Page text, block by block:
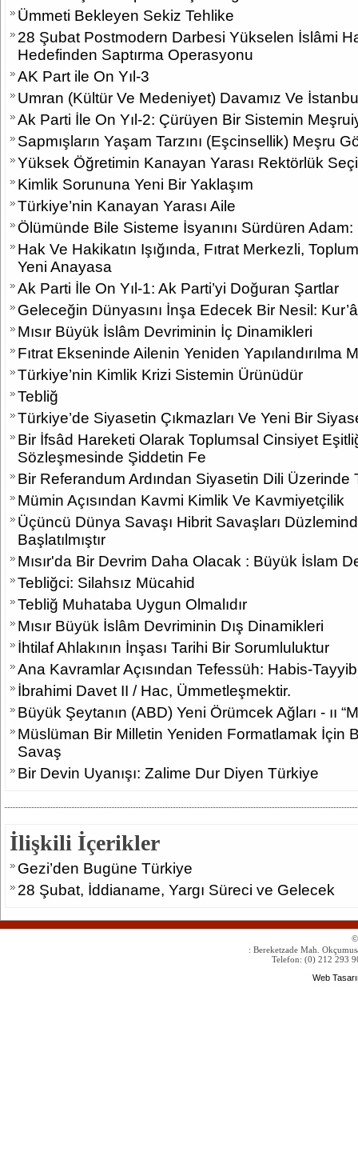
Ümmeti Bekleyen Sekiz Tehlike
28 Şubat Postmodern Darbesi Yükselen İslâmi
Hedefinden Saptırma Operasyonu
AK Part ile On Yıl-3
Umran (Kültür Ve Medeniyet) Davamız Ve
Ak Parti İle On Yıl-2: Çürüyen Bir Sistemin
Sapmışların Yaşam Tarzını (Eşcinsellik) Meşru
Yüksek Öğretimin Kanayan Yarası Rektörlük
Kimlik Sorununa Yeni Bir Yaklaşım
Türkiye’nin Kanayan Yarası Aile
Ölümünde Bile Sisteme İsyanını Sürdüren
Hak Ve Hakikatın Işığında, Fıtrat Merkezli,
Yeni Anayasa
Ak Parti İle On Yıl-1: Ak Parti’yi Doğuran Şartlar
Geleceğin Dünyasını İnşa Edecek Bir Nesil:
Mısır Büyük İslâm Devriminin İç Dinamikleri
Fıtrat Ekseninde Ailenin Yeniden Yapılandırılma
Türkiye’nin Kimlik Krizi Sistemin Ürünüdür
Tebliğ
Türkiye’de Siyasetin Çıkmazları Ve Yeni Bir
Bir İfsâd Hareketi Olarak Toplumsal Cinsiyet
Sözleşmesinde Şiddetin Fe
Bir Referandum Ardından Siyasetin Dili Üzerinde
Mümin Açısından Kavmi Kimlik Ve Kavmiyetçilik
Üçüncü Dünya Savaşı Hibrit Savaşları
Başlatılmıştır
Mısır'da Bir Devrim Daha Olacak : Büyük İslam
Tebliğci: Silahsız Mücahid
Tebliğ Muhataba Uygun Olmalıdır
Mısır Büyük İslâm Devriminin Dış Dinamikleri
İhtilaf Ahlakının İnşası Tarihi Bir Sorumluluktur
Ana Kavramlar Açısından Tefessüh: Habis-Tayyib
İbrahimi Davet II / Hac, Ümmetleşmektir.
Büyük Şeytanın (ABD) Yeni Örümcek Ağları - ıı
Müslüman Bir Milletin Yeniden Formatlamak İçin
Savaş
Bir Devin Uyanışı: Zalime Dur Diyen Türkiye
İlişkili İçerikler
Gezi’den Bugüne Türkiye
28 Şubat, İddianame, Yargı Süreci ve Gelecek
: Bereketzade Mah.
Telefon: (0) 212 293
Web